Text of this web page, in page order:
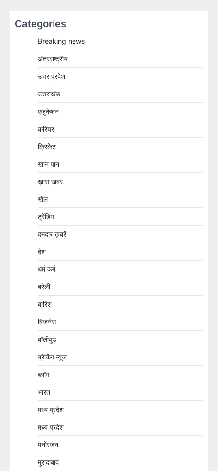
Categories
Breaking news
अंतरराष्ट्रीय
उत्तर प्रदेश
उत्तराखंड
एजुकेशन
करियर
क्रिकेट
खान पान
ख़ास ख़बर
खेल
ट्रेंडिंग
दमदार ख़बरें
देश
धर्म कर्म
बरेली
बारिश
बिजनेस
बॉलीवुड
ब्रेकिंग न्यूज
ब्लॉग
भारत
मध्य प्रदेश
मध्य प्रदेश
मनोरंजन
मुरादाबाद